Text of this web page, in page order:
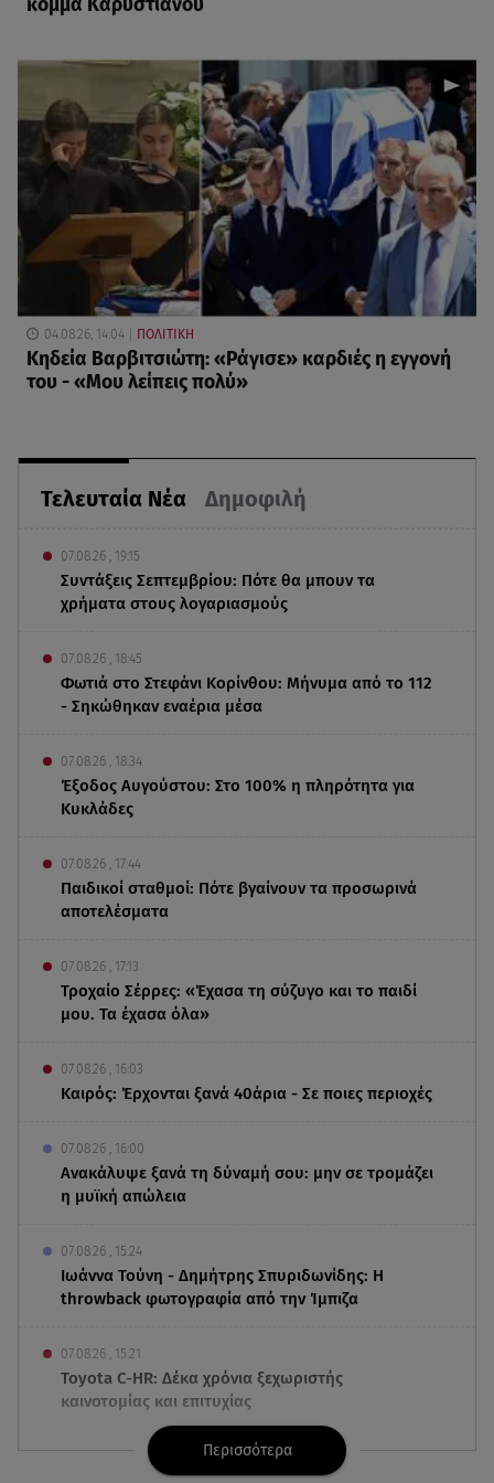
Τελευταία Νέα Δημοφιλή
07.08.26 , 19:15
Συντάξεις Σεπτεμβρίου: Πότε θα μπουν τα
χρήματα στους λογαριασμούς
07.08.26 , 18:45
Φωτιά στο Στεφάνι Κορίνθου: Μήνυμα από το 112
- Σηκώθηκαν εναέρια μέσα
07.08.26 , 18:34
Έξοδος Αυγούστου: Στο 100% η πληρότητα για
Κυκλάδες
07.08.26 , 17:44
Παιδικοί σταθμοί: Πότε βγαίνουν τα προσωρινά
αποτελέσματα
07.08.26 , 17:13
Τροχαίο Σέρρες: «Έχασα τη σύζυγο και το παιδί
μου. Τα έχασα όλα»
07.08.26 , 16:03
Καιρός: Έρχονται ξανά 40άρια - Σε ποιες περιοχές
07.08.26 , 16:00
Ανακάλυψε ξανά τη δύναμή σου: μην σε τρομάζει
η μυϊκή απώλεια
07.08.26 , 15:24
Ιωάννα Τούνη - Δημήτρης Σπυριδωνίδης: Η
throwback φωτογραφία από την Ίμπιζα
07.08.26 , 15:21
Toyota C-HR: Δέκα χρόνια ξεχωριστής
καινοτομίας και επιτυχίας
07.08.26 , 15:09 Περισσότερα
κόμμα Καρυστιανού
04.08.26, 14:04 ΠΟΛΙΤΙΚΗ
Κηδεία Βαρβιτσιώτη: «Ράγισε» καρδιές η εγγονή
του - «Μου λείπεις πολύ»